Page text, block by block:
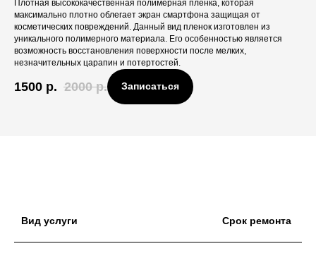
Плотная высококачественная полимерная пленка, которая
максимально плотно облегает экран смартфона защищая от
косметических повреждений. Данный вид пленок изготовлен из
уникального полимерного материала. Его особенностью является
возможность восстановления поверхности после мелких,
незначительных царапин и потертостей.
1500 р. 2000 р. Записаться
Вид услуги Срок ремонта